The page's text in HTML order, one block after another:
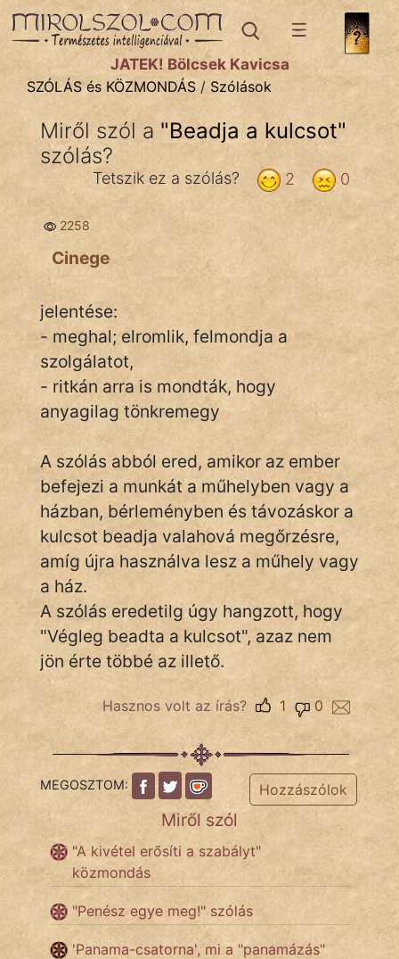
SZÓLÁS ÉS KÖZMONDÁStémák:
Bibliai
Közmondások
Szállóigék
Szóláscsoportok
Szólások
Tréfás
IRODALOM
SZÓLÁS
KÖZMONDÁS
PSZICHO
ZENE
FILM
ÉLETMÓD
MAGYARSÁG
És
TÖRTÉNELEM
Népszerű szerzőink:
cinege
fantom
JÁTÉK! Bölcsek Kavicsa
SZÓLÁS és KÖZMONDÁS / Szólások
Miről szól a "Beadja a kulcsot"
szólás?
0
2
Tetszik ez a szólás?
2258
Cinege
jelentése:
- meghal; elromlik, felmondja a
szolgálatot,
- ritkán arra is mondták, hogy
anyagilag tönkremegy
A szólás abból ered, amikor az ember
befejezi a munkát a műhelyben vagy a
házban, bérleményben és távozáskor a
kulcsot beadja valahová megőrzésre,
amíg újra használva lesz a műhely vagy
a ház.
A szólás eredetilg úgy hangzott, hogy
"Végleg beadta a kulcsot", azaz nem
jön érte többé az illető.
Hasznos volt az írás? 0
1
MEGOSZTOM: Hozzászólok
Miről szól
"A kivétel erősíti a szabályt"
közmondás
"Penész egye meg!" szólás
'Panama-csatorna', mi a "panamázás"